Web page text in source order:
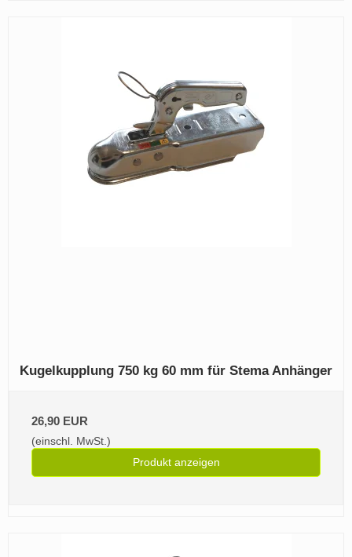
Kugelkupplung 750 kg 60 mm für Stema Anhänger
26,90 EUR
(einschl. MwSt.)
Produkt anzeigen